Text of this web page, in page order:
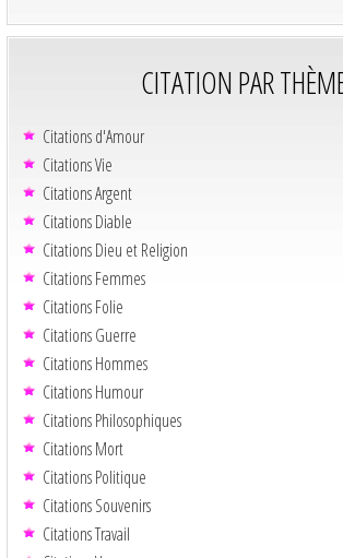
CITATION PAR
Citations d'Amour
Citations Vie
Citations Argent
Citations Diable
Citations Dieu et Religion
Citations Femmes
Citations Folie
Citations Guerre
Citations Hommes
Citations Humour
Citations Philosophiques
Citations Mort
Citations Politique
Citations Souvenirs
Citations Travail